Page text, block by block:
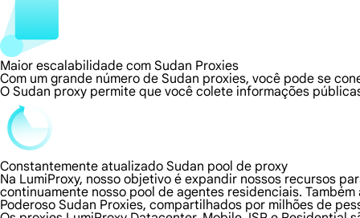
Maior escalabilidade com Sudan Proxies
Com um grande número de Sudan proxies, você pode se
O Sudan proxy permite que você colete informações
Constantemente atualizado Sudan pool de proxy
Na LumiProxy, nosso objetivo é expandir nossos recursos
continuamente nosso pool de agentes residenciais.
Poderoso Sudan Proxies, compartilhados por milhões de